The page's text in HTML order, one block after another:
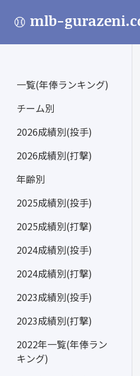
mlb-
一覧(年俸ランキング)
チーム別
2026成績別(投手)
2026成績別(打撃)
年齢別
2025成績別(投手)
2025成績別(打撃)
2024成績別(投手)
2024成績別(打撃)
2023成績別(投手)
2023成績別(打撃)
2022年一覧(年俸ラン
キング)